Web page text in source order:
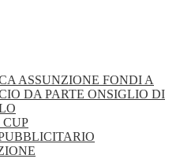
ASSUNZIONE FONDI A
DA PARTE ONSIGLIO DI